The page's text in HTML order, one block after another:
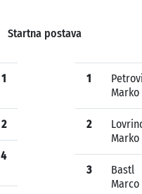
Startna postava
1
2
4
1
Marko
2
Marko
3
Bastl
Marco